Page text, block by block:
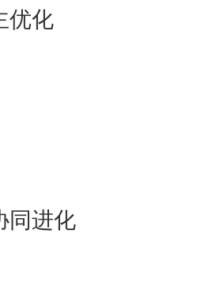
优化
同进化